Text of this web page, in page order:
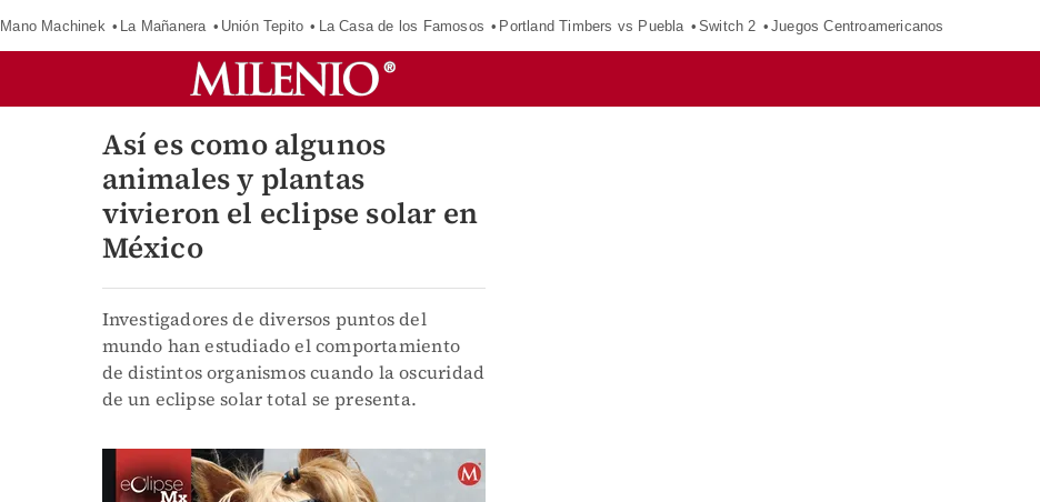
Mano Machinek La Mañanera Unión Tepito La Casa de los Famosos Portland Timbers vs Puebla Switch 2 Juegos Centroamericanos
Así es como algunos
animales y plantas
vivieron el eclipse solar en
México
Investigadores de diversos puntos del
mundo han estudiado el comportamiento
de distintos organismos cuando la oscuridad
de un eclipse solar total se presenta.